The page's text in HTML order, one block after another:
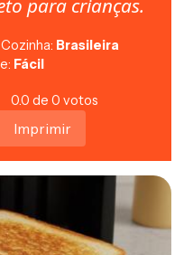
para crianças.
Cozinha: Brasileira
Fácil
0.0 de 0 votos
Imprimir